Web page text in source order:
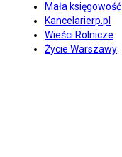
Mała księgowość
Kancelarierp.pl
Wieści Rolnicze
Życie Warszawy